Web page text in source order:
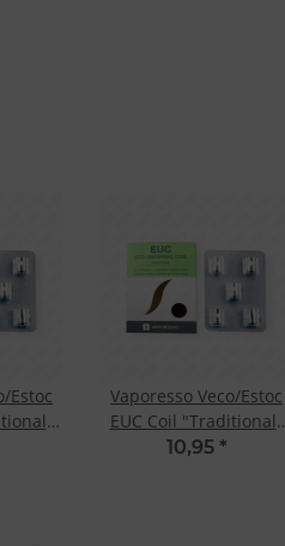
Estoc
Vaporesso Veco/Estoc
EUC Coil "Traditional"
Clapton 0.5 Ohm
10,95 *